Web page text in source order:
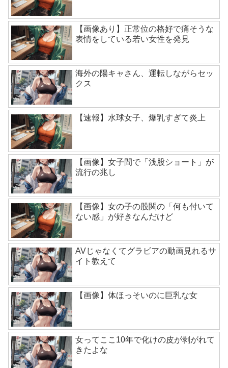
【画像あり】正常位の格好で痛そうな
表情をしている若い女性を発見
海外の陽キャさん、運転しながらセッ
クス
【速報】水球女子、爆乳すぎて炎上
【画像】女子間で「浅股ショート」が
流行の兆し
【画像】女の子の股関の「何も付いて
ない感」が好きなんだけど
AVじゃなくてグラビアの動画見れるサ
イト教えて
【画像】体ほっそいのに巨乳な女
女ってここ10年で化けの皮が剥がれて
きたよな